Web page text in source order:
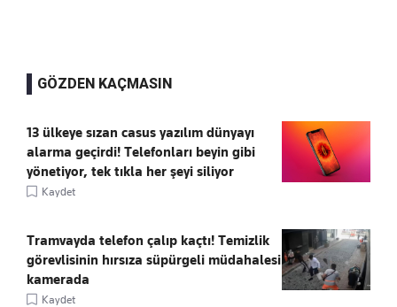
GÖZDEN KAÇMASIN
13 ülkeye sızan casus yazılım dünyayı
alarma geçirdi! Telefonları beyin gibi
yönetiyor, tek tıkla her şeyi siliyor
Kaydet
Tramvayda telefon çalıp kaçtı! Temizlik
görevlisinin hırsıza süpürgeli müdahalesi
kamerada
Kaydet